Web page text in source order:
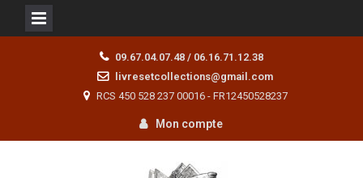
09.67.04.07.48 / 06.16.71.12.38
livresetcollections@gmail.com
RCS 450 528 237 00016 - FR12450528237
Mon compte